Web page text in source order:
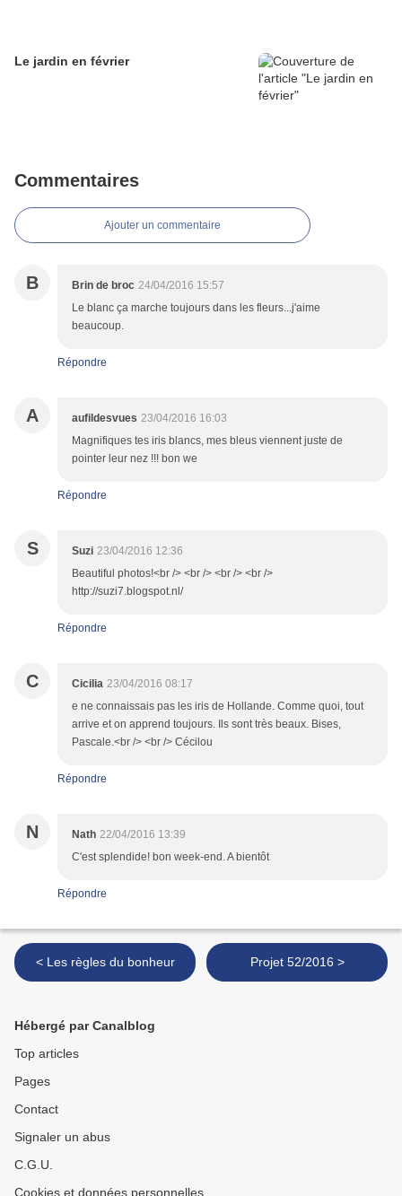
Le jardin en février
Commentaires
Ajouter un commentaire
B Brin de broc 24/04/2016 15:57
Le blanc ça marche toujours dans les fleurs...j'aime
beaucoup.
Répondre
A aufildesvues 23/04/2016 16:03
Magnifiques tes iris blancs, mes bleus viennent juste de
pointer leur nez !!! bon we
Répondre
S Suzi 23/04/2016 12:36
Beautiful photos!<br /> <br /> <br /> <br />
http://suzi7.blogspot.nl/
Répondre
C Cicilia 23/04/2016 08:17
e ne connaissais pas les iris de Hollande. Comme quoi, tout
arrive et on apprend toujours. Ils sont très beaux. Bises,
Pascale.<br /> <br /> Cécilou
Répondre
N Nath 22/04/2016 13:39
C'est splendide! bon week-end. A bientôt
Répondre
< Les règles du bonheur Projet 52/2016 >
Hébergé par Canalblog
Top articles
Pages
Contact
Signaler un abus
C.G.U.
Cookies et données personnelles